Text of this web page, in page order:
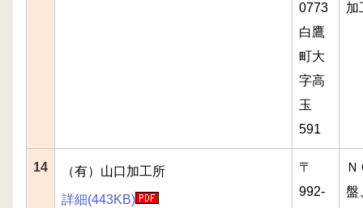
0773
白鷹
町大
字高
玉
591
加
14 （有）山口加工所
詳細(443KB)
〒
992-
盤